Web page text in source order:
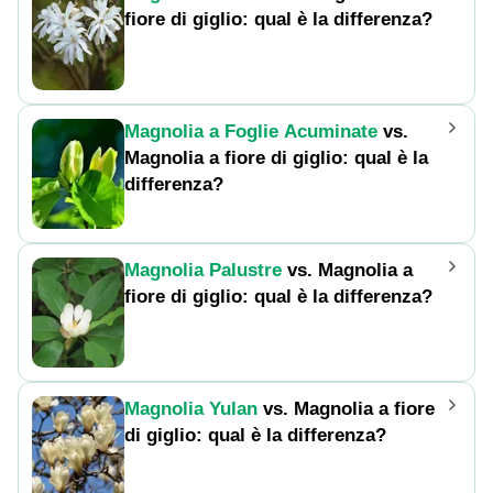
fiore di giglio: qual è la differenza?
Magnolia a Foglie Acuminate vs.
Magnolia a fiore di giglio: qual è la
differenza?
Magnolia Palustre vs. Magnolia a
fiore di giglio: qual è la differenza?
Magnolia Yulan vs. Magnolia a fiore
di giglio: qual è la differenza?